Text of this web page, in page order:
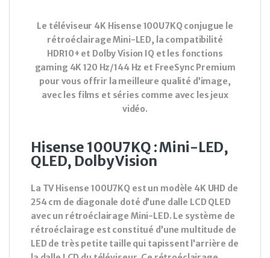
Le téléviseur 4K Hisense 100U7KQ conjugue le
rétroéclairage Mini-LED, la compatibilité
HDR10+ et Dolby Vision IQ et les fonctions
gaming 4K 120 Hz/144 Hz et FreeSync Premium
pour vous offrir la meilleure qualité d’image,
avec les films et séries comme avec les jeux
vidéo.
Hisense 100U7KQ : Mini-LED,
QLED, Dolby Vision
La TV Hisense 100U7KQ est un modèle 4K UHD de
254 cm de diagonale doté d’une dalle LCD QLED
avec un rétroéclairage Mini-LED. Le système de
rétroéclairage est constitué d’une multitude de
LED de très petite taille qui tapissent l’arrière de